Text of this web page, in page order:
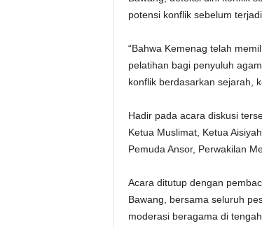
potensi konflik sebelum
“Bahwa Kemenag telah
pelatihan bagi penyuluh
konflik berdasarkan sejarah,
Hadir pada acara diskusi
Ketua Muslimat, Ketua
Pemuda Ansor, Perwakilan
Acara ditutup dengan
Bawang, bersama seluruh
moderasi beragama di